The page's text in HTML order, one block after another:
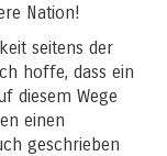
Nation!
seitens der
hoffe, dass ein
diesem Wege
einen
geschrieben